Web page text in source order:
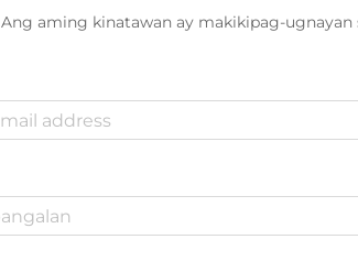
Ang aming kinatawan ay makikipag-ugnayan